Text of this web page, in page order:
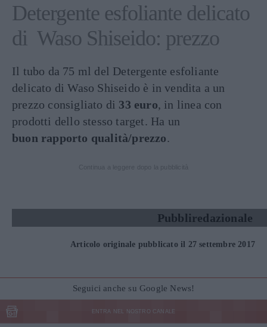
Detergente esfoliante delicato
di Waso Shiseido: prezzo
Il tubo da 75 ml del Detergente esfoliante
delicato di Waso Shiseido è in vendita a un
prezzo consigliato di 33 euro, in linea con
prodotti dello stesso target. Ha un
buon rapporto qualità/prezzo.
Pubbliredazionale
Articolo originale pubblicato il 27 settembre 2017
Seguici anche su Google News!
ENTRA NEL NOSTRO CANALE